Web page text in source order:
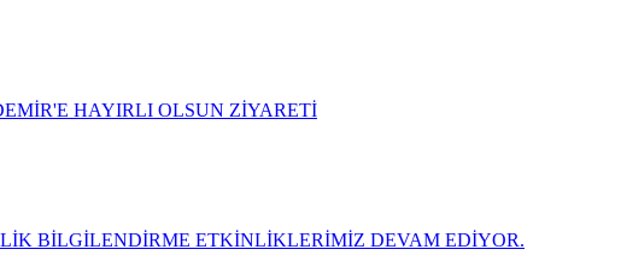
HAYIRLI OLSUN ZİYARETİ
BİLGİLENDİRME ETKİNLİKLERİMİZ DEVAM EDİYOR.